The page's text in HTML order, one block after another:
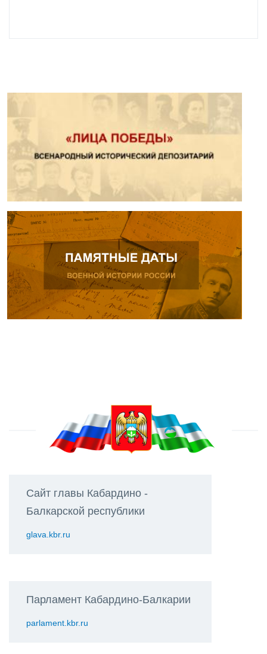
Сайт главы Кабардино -
Балкарской республики
glava.kbr.ru
Парламент Кабардино-Балкарии
parlament.kbr.ru